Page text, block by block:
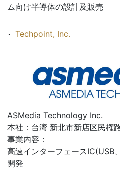
ム向け半導体の設計及販売
Techpoint, Inc.
ASMedia Technology Inc.
本社：台湾 新北市新店区民権
事業内容：
高速インターフェースIC(USB
開発